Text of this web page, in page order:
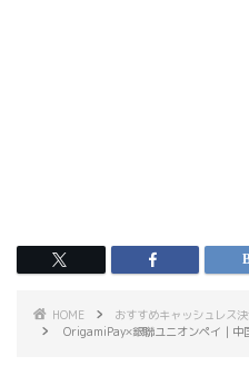
HOME
おすすめキャッシュレス
OrigamiPay×銀聯ユニオンペイ｜中